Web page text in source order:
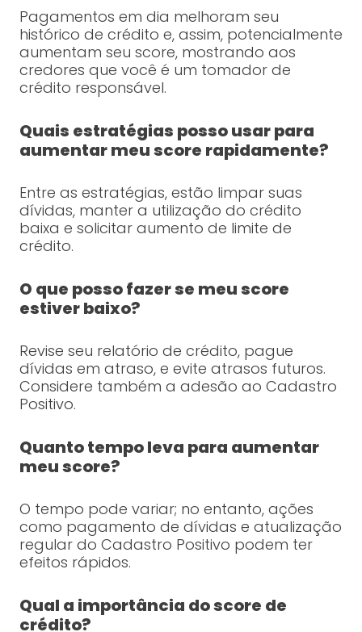
Pagamentos em dia melhoram seu
histórico de crédito e, assim, potencialmente
aumentam seu score, mostrando aos
credores que você é um tomador de
crédito responsável.
Quais estratégias posso usar para
aumentar meu score rapidamente?
Entre as estratégias, estão limpar suas
dívidas, manter a utilização do crédito
baixa e solicitar aumento de limite de
crédito.
O que posso fazer se meu score
estiver baixo?
Revise seu relatório de crédito, pague
dívidas em atraso, e evite atrasos futuros.
Considere também a adesão ao Cadastro
Positivo.
Quanto tempo leva para aumentar
meu score?
O tempo pode variar; no entanto, ações
como pagamento de dívidas e atualização
regular do Cadastro Positivo podem ter
efeitos rápidos.
Qual a importância do score de
crédito?